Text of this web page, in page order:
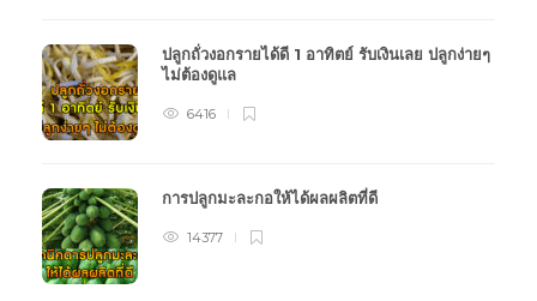
ปลูกถั่วงอกรายได้ดี 1 อาทิตย์ รับเงินเลย ปลูกง่ายๆ
ไม่ต้องดูแล
6416
การปลูกมะละกอให้ได้ผลผลิตที่ดี
14377